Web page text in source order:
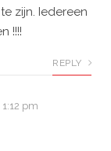
zijn. Iedereen
!!!!
REPLY
pm